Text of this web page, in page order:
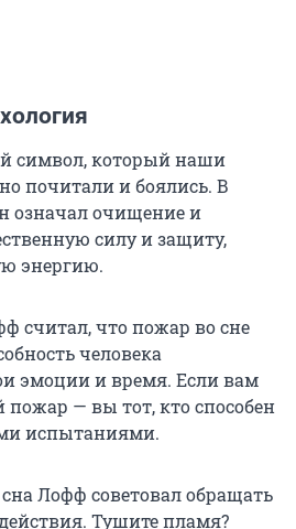
символ, который наши
почитали и боялись. В
означал очищение и
силу и защиту,
энергию.
считал, что пожар во сне
человека
эмоции и время. Если вам
— вы тот, кто способен
испытаниями.
Лофф советовал обращать
Тушите пламя?